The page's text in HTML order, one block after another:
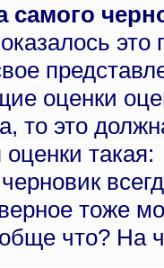
самого
это
оценки
то это
такая:
тоже
что? На